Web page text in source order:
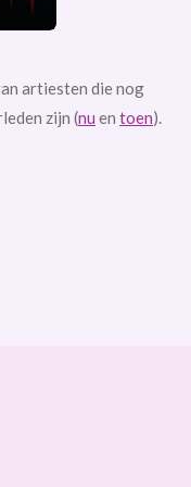
artiesten die nog
zijn (nu en toen).